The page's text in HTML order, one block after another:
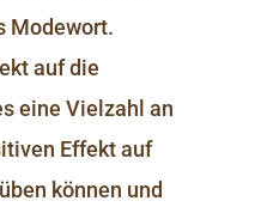
Modewort.
auf die
eine Vielzahl an
Effekt auf
können und